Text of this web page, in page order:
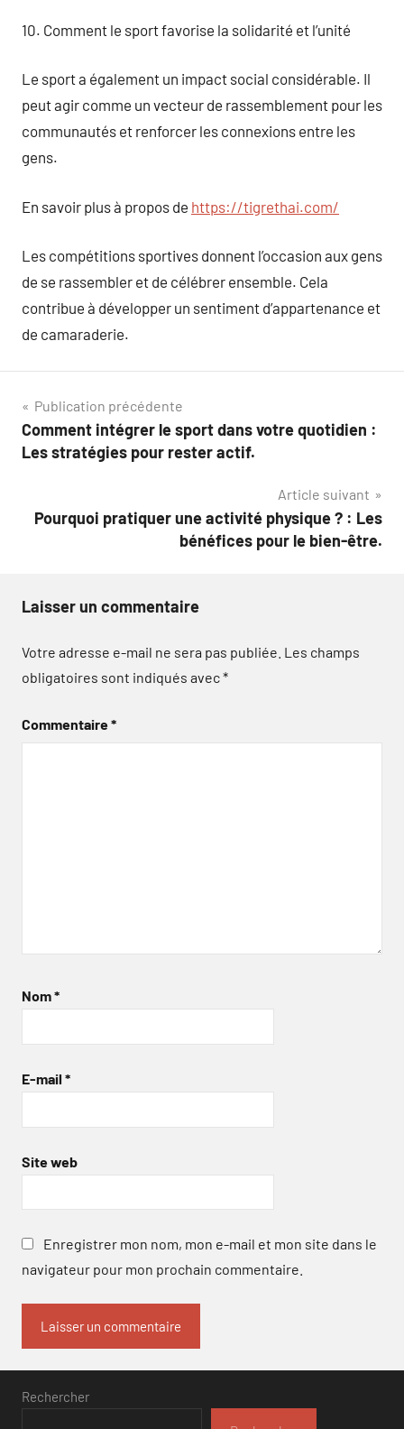
10. Comment le sport favorise la solidarité et l’unité
Le sport a également un impact social considérable. Il
peut agir comme un vecteur de rassemblement pour les
communautés et renforcer les connexions entre les
gens.
En savoir plus à propos de https://tigrethai.com/
Les compétitions sportives donnent l’occasion aux gens
de se rassembler et de célébrer ensemble. Cela
contribue à développer un sentiment d’appartenance et
de camaraderie.
Navigation
de
Publication précédente
Comment intégrer le sport dans votre quotidien :
Les stratégies pour rester actif.
Article suivant
Pourquoi pratiquer une activité physique ? : Les
bénéfices pour le bien-être.
Laisser un commentaire
Votre adresse e-mail ne sera pas publiée. Les champs
obligatoires sont indiqués avec*
Commentaire*
Nom*
E-mail *
Site web
Enregistrer mon nom, mon e-mail et mon site dans le
navigateur pour mon prochain commentaire.
Rechercher